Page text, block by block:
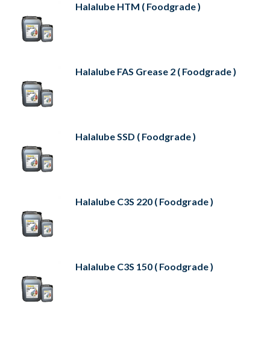
Halalube HTM ( Foodgrade )
Halalube FAS Grease 2 ( Foodgrade )
Halalube SSD ( Foodgrade )
Halalube C3S 220 ( Foodgrade )
Halalube C3S 150 ( Foodgrade )